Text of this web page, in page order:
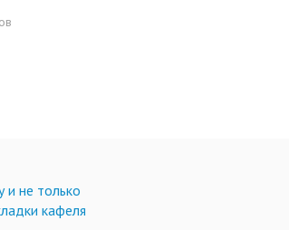
и не только
кафеля